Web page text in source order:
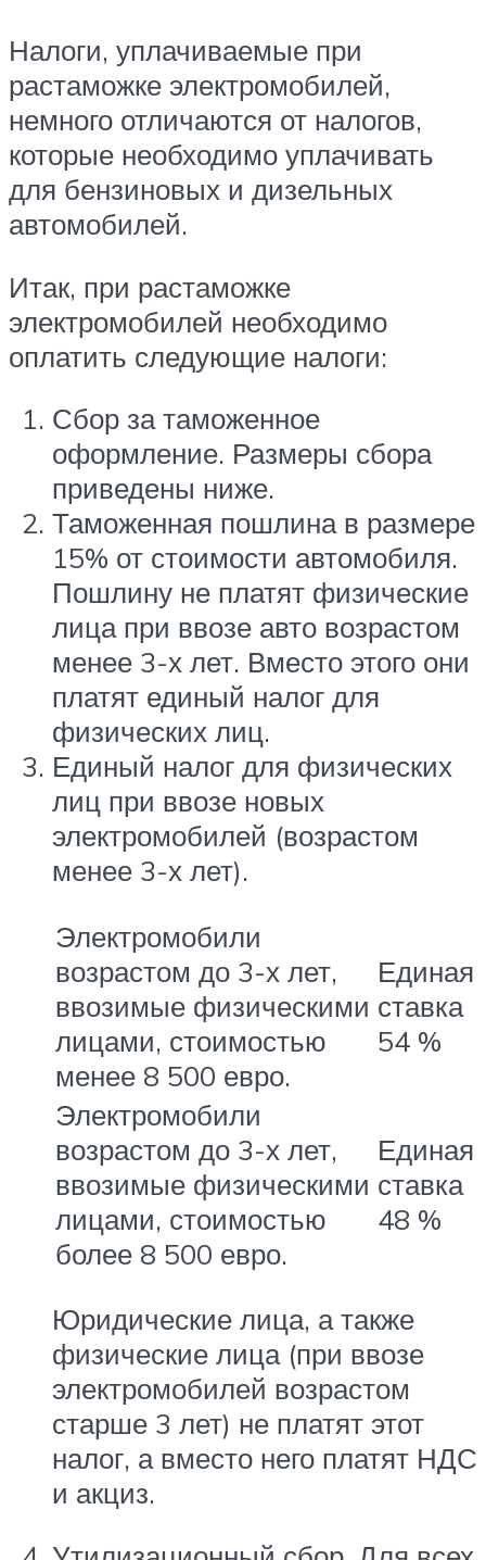
Налоги, уплачиваемые при
растаможке электромобилей,
немного отличаются от налогов,
которые необходимо уплачивать
для бензиновых и дизельных
автомобилей.
Итак, при растаможке
электромобилей необходимо
оплатить следующие налоги:
Сбор за таможенное
оформление. Размеры сбора
приведены ниже.
Таможенная пошлина в размере
15% от стоимости автомобиля.
Пошлину не платят физические
лица при ввозе авто возрастом
менее 3-х лет. Вместо этого они
платят единый налог для
физических лиц.
Единый налог для физических
лиц при ввозе новых
электромобилей (возрастом
менее 3-х лет).
Электромобили
возрастом до 3-х лет,
ввозимые физическими
лицами, стоимостью
менее 8 500 евро.
Единая
ставка
54 %
Электромобили
возрастом до 3-х лет,
ввозимые физическими
лицами, стоимостью
более 8 500 евро.
Единая
ставка
48 %
Юридические лица, а также
физические лица (при ввозе
электромобилей возрастом
старше 3 лет) не платят этот
налог, а вместо него платят НДС
и акциз.